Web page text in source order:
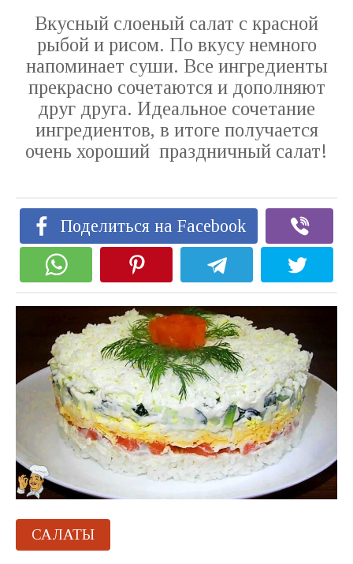
Вкусный слоеный салат с красной
рыбой и рисом. По вкусу немного
напоминает суши. Все ингредиенты
прекрасно сочетаются и дополняют
друг друга. Идеальное сочетание
ингредиентов, в итоге получается
очень хороший праздничный салат!
Поделиться на Facebook
САЛАТЫ